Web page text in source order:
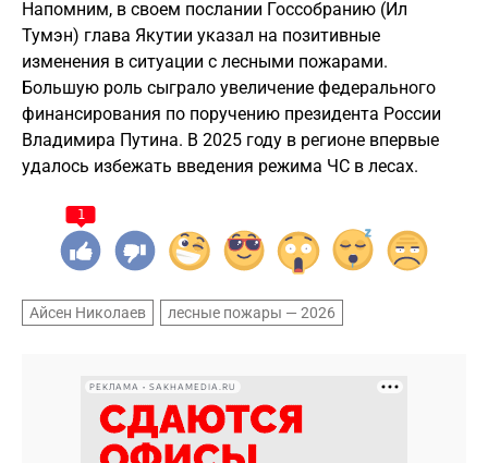
Напомним, в своем послании Госсобранию (Ил
Тумэн) глава Якутии указал на позитивные
изменения в ситуации с лесными пожарами.
Большую роль сыграло увеличение федерального
финансирования по поручению президента России
Владимира Путина. В 2025 году в регионе впервые
удалось избежать введения режима ЧС в лесах.
1
Айсен Николаев лесные пожары — 2026
РЕКЛАМА • SAKHAMEDIA.RU